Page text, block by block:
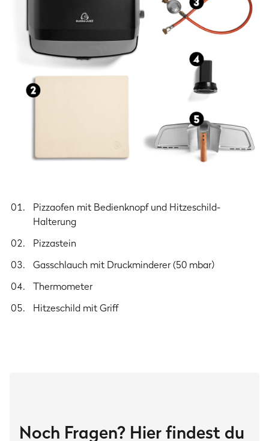
Aufheizzeit
~ 20 Minuten
Artikelnummer
946410
8 kW
Gewicht
21.5 kg
Abmessungen
Gesamtmaße
Nur im Freien verwenden.
Pizzaofen mit Bedienknopf und Hitzeschild-
Halterung
Pizzastein
Gasschlauch mit Druckminderer (50 mbar)
Thermometer
Hitzeschild mit Griff
Noch Fragen? Hier findest du